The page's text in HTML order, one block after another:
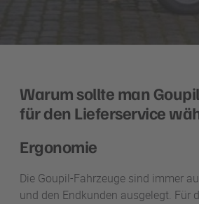
Warum sollte man
für den Lieferservice
Ergonomie
Die Goupil-Fahrzeuge sind immer
und den Endkunden ausgelegt. Für